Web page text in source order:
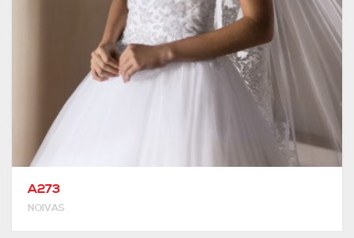
A273
NOIVAS